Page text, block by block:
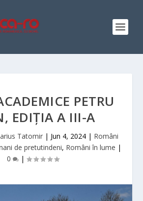
PETRU
EDIȚIA A III-A
Tatomir | Jun 4, 2024 | Români
de pretutindeni, Români în lume |
0
|